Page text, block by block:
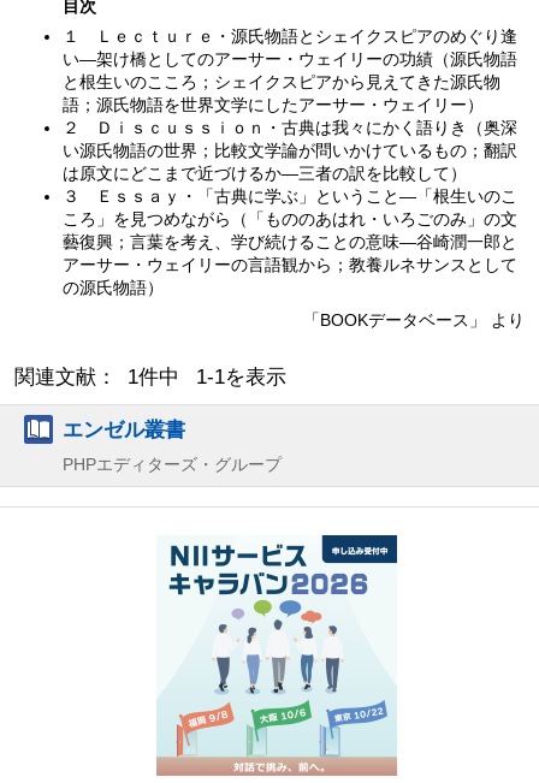
目次
１ Ｌｅｃｔｕｒｅ・源氏物語とシェイクスピアのめぐり逢
い—架け橋としてのアーサー・ウェイリーの功績（源氏物語
と根生いのこころ；シェイクスピアから見えてきた源氏物
語；源氏物語を世界文学にしたアーサー・ウェイリー）
２ Ｄｉｓｃｕｓｓｉｏｎ・古典は我々にかく語りき（奥深
い源氏物語の世界；比較文学論が問いかけているもの；翻訳
は原文にどこまで近づけるか—三者の訳を比較して）
３ Ｅｓｓａｙ・「古典に学ぶ」ということ—「根生いのこ
ころ」を見つめながら（「もののあはれ・いろごのみ」の文
藝復興；言葉を考え、学び続けることの意味—谷崎潤一郎と
アーサー・ウェイリーの言語観から；教養ルネサンスとして
の源氏物語）
「BOOKデータベース」 より
関連文献： 1件中 1-1を表示
エンゼル叢書
PHPエディターズ・グループ